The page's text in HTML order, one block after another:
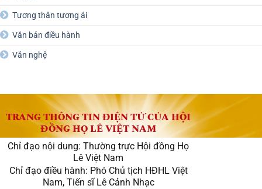
Tương thân tương ái
Văn bản điều hành
Văn nghệ
TRANG THÔNG TIN ĐIỆN TỬ CỦA HỘI
ĐỒNG HỌ LÊ VIỆT NAM
Chỉ đạo nội dung: Thường trực Hội đồng Họ
Lê Việt Nam
Chỉ đạo điều hành: Phó Chủ tịch HĐHL Việt
Nam, Tiến sĩ Lê Cảnh Nhạc